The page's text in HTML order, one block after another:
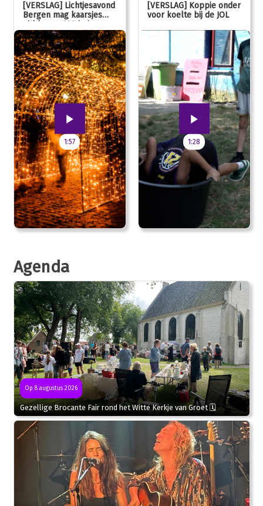
[VERSLAG] Lichtjesavond
Bergen mag kaarsjes
uitblazen: 100 jarig
jubileum!
1:57
[VERSLAG] Koppie onder
voor koelte bij de JOL
1:28
Agenda
Op 8 augustus 2026
Gezellige Brocante Fair rond het Witte Kerkje van Groet 🗓